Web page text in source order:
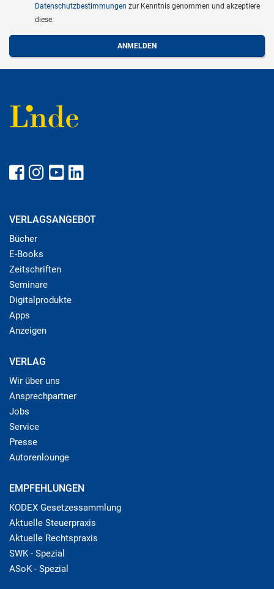
Datenschutzbestimmungen zur Kenntnis genommen und akzeptiere
diese.
VERLAGSANGEBOT
Bücher
E-Books
Zeitschriften
Seminare
Digitalprodukte
Apps
Anzeigen
VERLAG
Wir über uns
Ansprechpartner
Jobs
Service
Presse
Autorenlounge
EMPFEHLUNGEN
KODEX Gesetzessammlung
Aktuelle Steuerpraxis
Aktuelle Rechtspraxis
SWK - Spezial
ASoK - Spezial